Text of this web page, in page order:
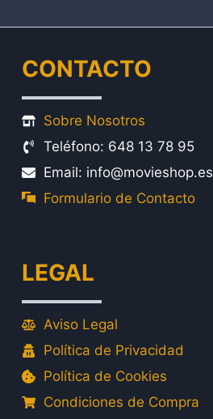
CONTACTO
Sobre Nosotros
Teléfono: 648 13 78 95
Email: info@movieshop.es
Formulario de Contacto
LEGAL
Aviso Legal
Política de Privacidad
Política de Cookies
Condiciones de Compra